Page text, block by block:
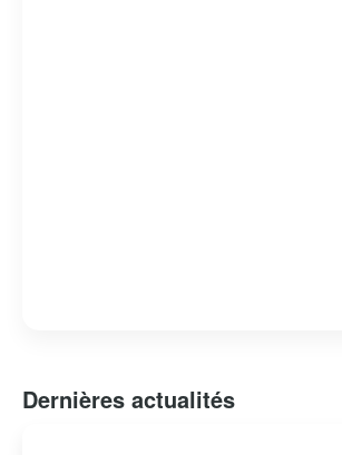
Dernières actualités